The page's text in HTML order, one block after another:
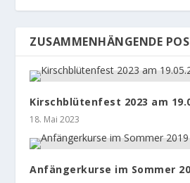
ZUSAMMENHÄNGENDE
Kirschblütenfest 2023 am
18. Mai 2023
Anfängerkurse im Sommer